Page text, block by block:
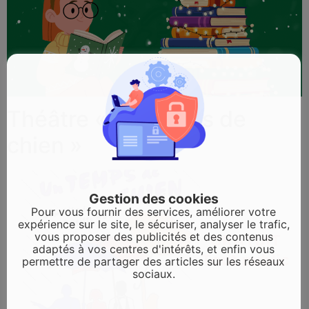
Théâtre « Un temps de
Gestion des cookies
Pour vous fournir des services, améliorer votre
expérience sur le site, le sécuriser, analyser le trafic,
vous proposer des publicités et des contenus
adaptés à vos centres d'intérêts, et enfin vous
permettre de partager des articles sur les réseaux
sociaux.